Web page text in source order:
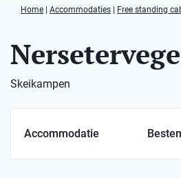
Home Accommodaties Free standing
Skeikampen
Accommodatie